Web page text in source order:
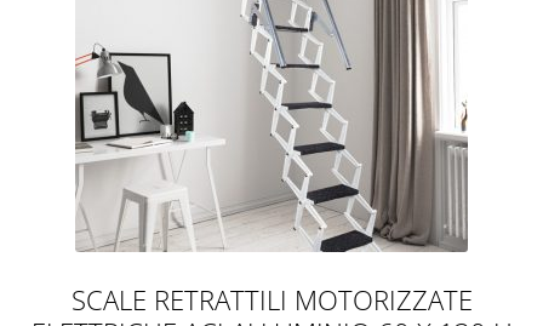
SCALE RETRATTILI MOTORIZZATE